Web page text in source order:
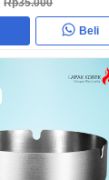
Rp35.000
Beli